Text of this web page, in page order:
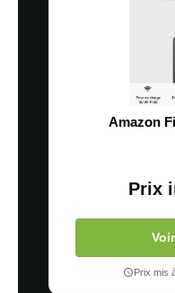
Amazon
Prix
Prix mis